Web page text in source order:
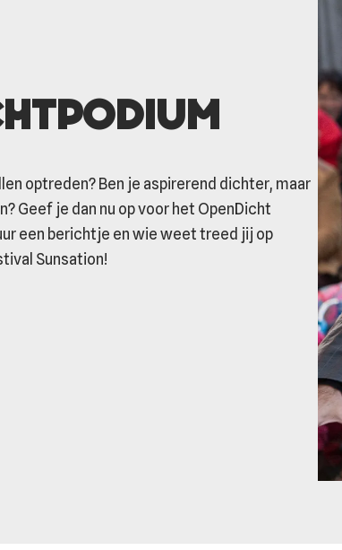
optreden? Ben je aspirerend dichter, maar
Geef je dan nu op voor het OpenDicht
een berichtje en wie weet treed jij op
Sunsation!